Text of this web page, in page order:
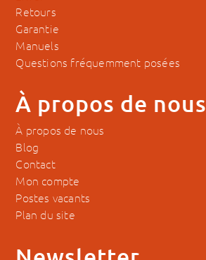
Retours
Garantie
Manuels
Questions fréquemment posées
À propos de nous
À propos de nous
Blog
Contact
Mon compte
Postes vacants
Plan du site